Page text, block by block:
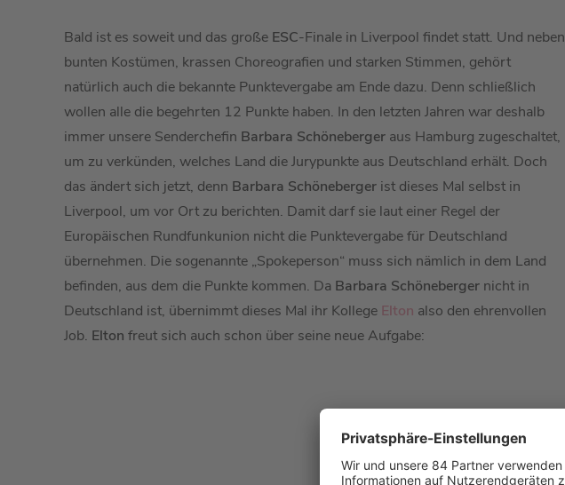
Bald ist es soweit und das große ESC-Finale in Liverpool findet statt. Und neben
bunten Kostümen, krassen Choreografien und starken Stimmen, gehört
natürlich auch die bekannte Punktevergabe am Ende dazu. Denn schließlich
wollen alle die begehrten 12 Punkte haben. In den letzten Jahren war deshalb
immer unsere Senderchefin Barbara Schöneberger aus Hamburg zugeschaltet,
um zu verkünden, welches Land die Jurypunkte aus Deutschland erhält. Doch
das ändert sich jetzt, denn Barbara Schöneberger ist dieses Mal selbst in
Liverpool, um vor Ort zu berichten. Damit darf sie laut einer Regel der
Europäischen Rundfunkunion nicht die Punktevergabe für Deutschland
übernehmen. Die sogenannte „Spokeperson“ muss sich nämlich in dem Land
befinden, aus dem die Punkte kommen. Da Barbara Schöneberger nicht in
Deutschland ist, übernimmt dieses Mal ihr Kollege Elton also den ehrenvollen
Job. Elton freut sich auch schon über seine neue Aufgabe: